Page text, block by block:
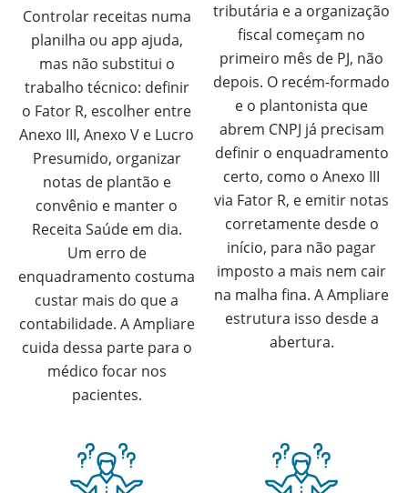
Controlar receitas numa
planilha ou app ajuda,
mas não substitui o
trabalho técnico: definir
o Fator R, escolher entre
Anexo III, Anexo V e Lucro
Presumido, organizar
notas de plantão e
convênio e manter o
Receita Saúde em dia.
Um erro de
enquadramento costuma
custar mais do que a
contabilidade. A Ampliare
cuida dessa parte para o
médico focar nos
pacientes.
tributária e a organização
fiscal começam no
primeiro mês de PJ, não
depois. O recém-formado
e o plantonista que
abrem CNPJ já precisam
definir o enquadramento
certo, como o Anexo III
via Fator R, e emitir notas
corretamente desde o
início, para não pagar
imposto a mais nem cair
na malha fina. A Ampliare
estrutura isso desde a
abertura.